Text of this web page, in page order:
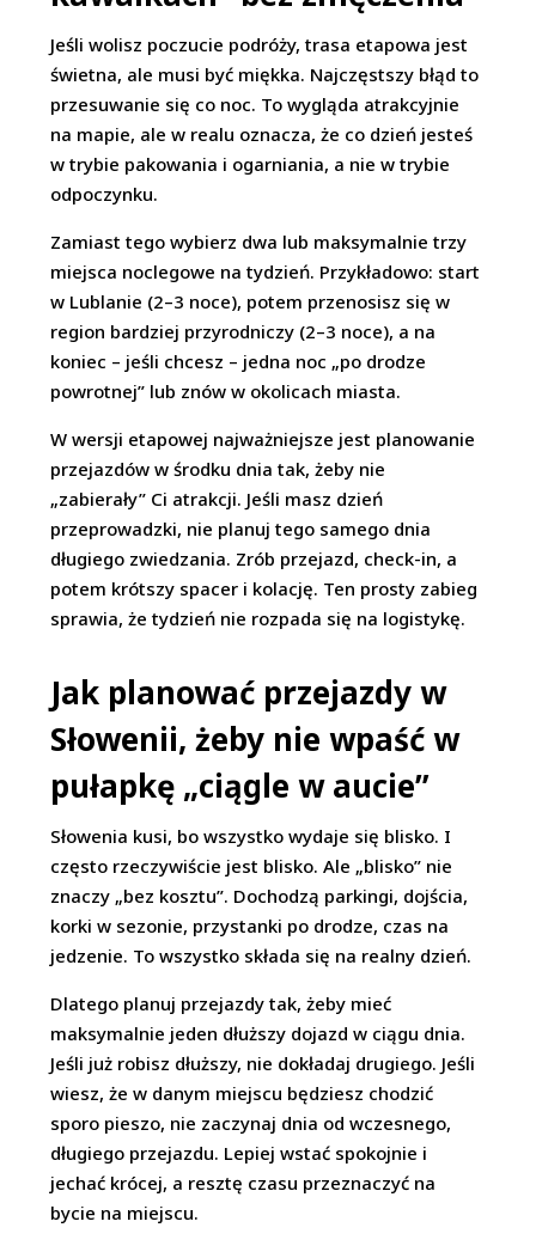
Jeśli wolisz poczucie podróży, trasa etapowa jest
świetna, ale musi być miękka. Najczęstszy błąd to
przesuwanie się co noc. To wygląda atrakcyjnie
na mapie, ale w realu oznacza, że co dzień jesteś
w trybie pakowania i ogarniania, a nie w trybie
odpoczynku.
Zamiast tego wybierz dwa lub maksymalnie trzy
miejsca noclegowe na tydzień. Przykładowo: start
w Lublanie (2–3 noce), potem przenosisz się w
region bardziej przyrodniczy (2–3 noce), a na
koniec – jeśli chcesz – jedna noc „po drodze
powrotnej” lub znów w okolicach miasta.
W wersji etapowej najważniejsze jest planowanie
przejazdów w środku dnia tak, żeby nie
„zabierały” Ci atrakcji. Jeśli masz dzień
przeprowadzki, nie planuj tego samego dnia
długiego zwiedzania. Zrób przejazd, check-in, a
potem krótszy spacer i kolację. Ten prosty zabieg
sprawia, że tydzień nie rozpada się na logistykę.
Jak planować przejazdy w
Słowenii, żeby nie wpaść w
pułapkę „ciągle w aucie”
Słowenia kusi, bo wszystko wydaje się blisko. I
często rzeczywiście jest blisko. Ale „blisko” nie
znaczy „bez kosztu”. Dochodzą parkingi, dojścia,
korki w sezonie, przystanki po drodze, czas na
jedzenie. To wszystko składa się na realny dzień.
Dlatego planuj przejazdy tak, żeby mieć
maksymalnie jeden dłuższy dojazd w ciągu dnia.
Jeśli już robisz dłuższy, nie dokładaj drugiego. Jeśli
wiesz, że w danym miejscu będziesz chodzić
sporo pieszo, nie zaczynaj dnia od wczesnego,
długiego przejazdu. Lepiej wstać spokojnie i
jechać krócej, a resztę czasu przeznaczyć na
bycie na miejscu.